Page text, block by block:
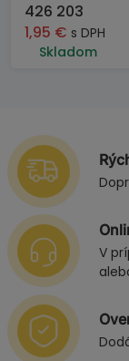
426 203
1,95 € s DPH
Skladom
V